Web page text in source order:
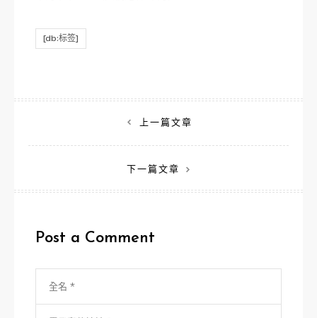
[db:标签]
章
上一篇文章
下一篇文章
Post a Comment